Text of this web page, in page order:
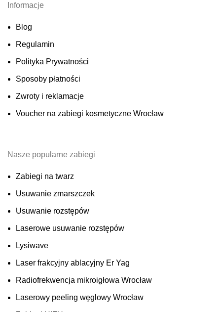
Informacje
Blog
Regulamin
Polityka Prywatności
Sposoby płatności
Zwroty i reklamacje
Voucher na zabiegi kosmetyczne Wrocław
Nasze popularne zabiegi
Zabiegi na twarz
Usuwanie zmarszczek
Usuwanie rozstępów
Laserowe usuwanie rozstępów
Lysiwave
Laser frakcyjny ablacyjny Er Yag
Radiofrekwencja mikroigłowa Wrocław
Laserowy peeling węglowy Wrocław